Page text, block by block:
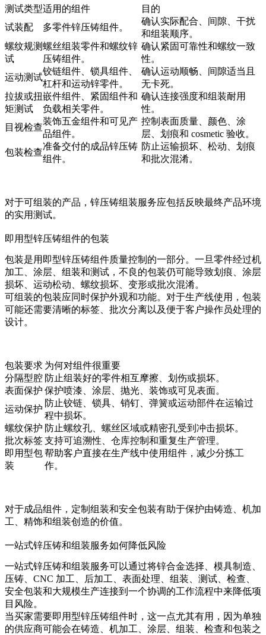
测试类型适用的组件
目的
试装配
多零件锌压铸组件。
确认实际配合、间隙、干扰
和组装顺序。
螺纹规测
试
螺丝组装零件和螺纹锌
压铸组件。
确认紧固可靠性和螺纹一致
性。
运动测试
铰链组件、锁具组件、
杠杆和运动锌零件。
确认运动顺畅、间隙适当且
无卡死。
拉拔或扭
矩测试
嵌件组件、紧固组件和
负载相关零件。
确认连接强度和组装耐用
性。
目视检查
装饰五金组件和可见产
品组件。
控制表面质量、颜色、涂
层、划痕和 cosmetic 验收。
包装检查
准备交付的成品锌压铸
组件。
防止运输损坏、松动、划痕
和批次混淆。
对于可组装的产品， 锌压铸组装服务应包括反映最终产品环境
的实用测试。
即用型锌压铸组件的包装
包装是用即型锌压铸组件质量控制的一部分。一旦零件经过机
加工、涂层、组装和测试，不良的包装仍可能导致划痕、涂层
损坏、运动松动、螺纹损坏、变形或批次混淆。
可组装的包装应同时保护外观和功能。对于生产线使用，包装
可能还需要清晰的标签、批次分离以及便于客户操作员处理的
设计。
包装要求 为何对组件很重要
分隔型腔 防止组装好的零件相互摩擦、划伤或损坏。
表面保护 保护喷漆、涂层、抛光、装饰或可见表面。
运动保护
防止铰链、锁具、销钉、弹簧或运动部件在运输过
程中损坏。
螺纹保护 防止螺纹孔、螺丝区域或精密孔受到冲击损坏。
批次标签支持可追溯性、仓库控制和重复生产管理。
即用型包
装
帮助客户直接在生产线中使用组件，减少分拣工
作。
对于成品组件， 定制组装和安全包装有助于保护由铸造、机加
工、精饰和组装创造的价值。
一站式锌压铸和组装服务如何降低风险
一站式锌压铸和组装服务可以通过将锌合金选择、模具制造、
压铸、CNC 加工、后加工、表面处理、组装、测试、检查、
安全包装和大规模生产连接到一个协调的工作流程中来降低项
目风险。
当买家需要即用型锌压铸组件时，这一点尤其有用，因为单独
的供应商可能会在铸造、机加工、涂层、组装、检查和包装之